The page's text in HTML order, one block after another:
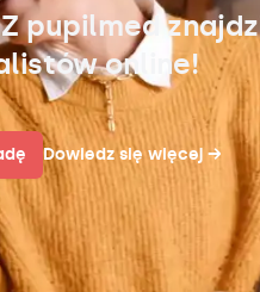
pupilmed
online!
Dowiedz się więcej →